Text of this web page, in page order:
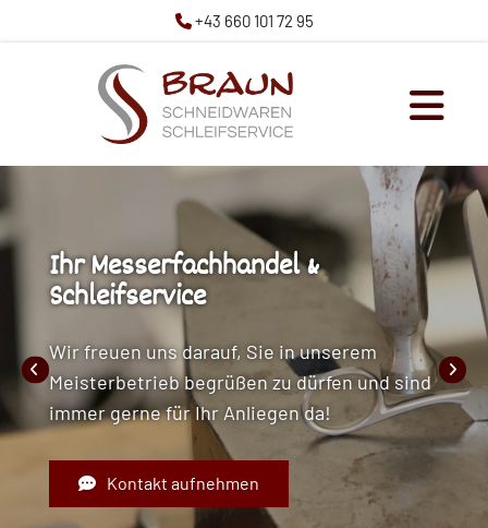
 +43 660 101 72 95
Ihr Messerfachhandel &
Schleifservice
Wir freuen uns darauf, Sie in unserem
Meisterbetrieb begrüßen zu dürfen und sind
immer gerne für Ihr Anliegen da!
Kontakt aufnehmen